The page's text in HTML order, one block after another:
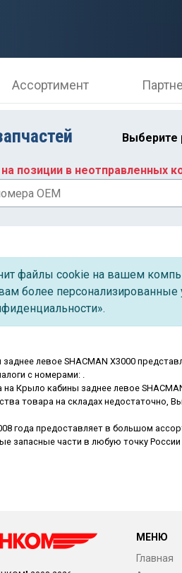
Ассортимент
Выберите
позиции в неотправленных
файлы cookie на вашем
более
левое SHACMAN X3000
с номерами: .
Крыло кабины заднее левое
товара на складах
года предоставляет в большом
запасные части в любую точку
МЕНЮ
Главная